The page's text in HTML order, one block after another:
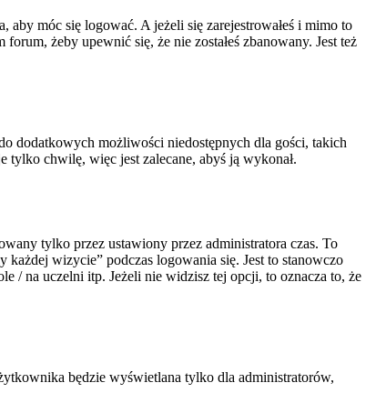
aby móc się logować. A jeżeli się zarejestrowałeś i mimo to
żeby upewnić się, że nie zostałeś zbanowany. Jest też
dodatkowych możliwości niedostępnych dla gości, takich
chwilę, więc jest zalecane, abyś ją wykonał.
tylko przez ustawiony przez administratora czas. To
wizycie” podczas logowania się. Jest to stanowczo
/ na uczelni itp. Jeżeli nie widzisz tej opcji, to oznacza to, że
będzie wyświetlana tylko dla administratorów,